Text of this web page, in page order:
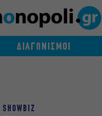
ΔΙΑΓΩΝΙΣΜΟΙ
SHOWBIZ